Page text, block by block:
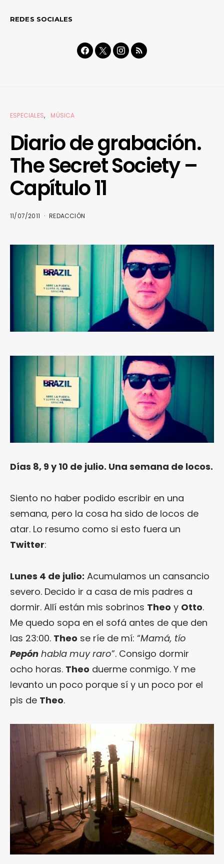
REDES SOCIALES
ESPECIALES MÚSICA
Diario de grabación.
The Secret Society –
Capítulo 11
11/07/2011 REDACCIÓN
Días 8, 9 y 10 de julio. Una semana de locos.
Siento no haber podido escribir en una
semana, pero la cosa ha sido de locos de
atar. Lo resumo como si esto fuera un
Twitter:
Lunes 4 de julio: Acumulamos un cansancio
severo. Decido ir a casa de mis padres a
dormir. Allí están mis sobrinos Theo y Otto.
Me quedo sopa en el sofá antes de que den
las 23:00. Theo se ríe de mí: “Mamá, tío
Pepón habla muy raro”. Consigo dormir
ocho horas. Theo duerme conmigo. Y me
levanto un poco porque sí y un poco por el
pis de Theo.